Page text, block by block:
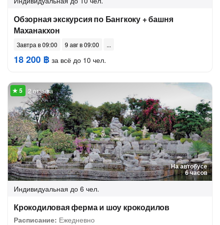
Обзорная экскурсия по Бангкоку + башня
Маханакхон
Завтра в 09:00 9 авг в 09:00
18 200 ฿ за всё до 10 чел.
На автобусе
6 часов
2 отзыва
Индивидуальная до 6 чел.
Крокодиловая ферма и шоу крокодилов
Расписание: Ежедневно